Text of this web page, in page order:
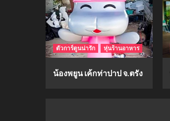
ตัวการ์ตูนน่ารัก หุ่นร้านอาหาร
น้องพยูน เค้กท่าปาป จ.ตรัง